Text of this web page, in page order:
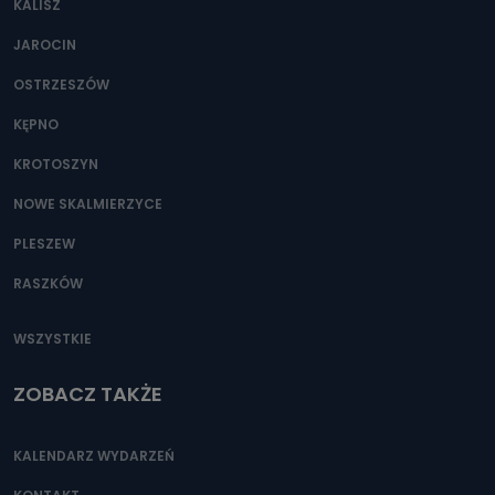
Można to zrobić pod numerem telefonu 62 735-51-05 lub
KALISZ
JAROCIN
OSTRZESZÓW
KĘPNO
KROTOSZYN
NOWE SKALMIERZYCE
PLESZEW
RASZKÓW
WSZYSTKIE
ZOBACZ TAKŻE
KALENDARZ WYDARZEŃ